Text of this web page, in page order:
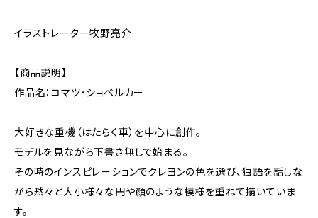
イラストレーター牧野亮介
【商品説明】
作品名：コマツ・ショベルカー
大好きな重機（はたらく車）を中心に創作。
モデルを見ながら下書き無しで始まる。
その時のインスピレーションでクレヨンの色を選び、独語を話しな
がら黙々と大小様々な円や顔のような模様を重ねて描いていま
す。